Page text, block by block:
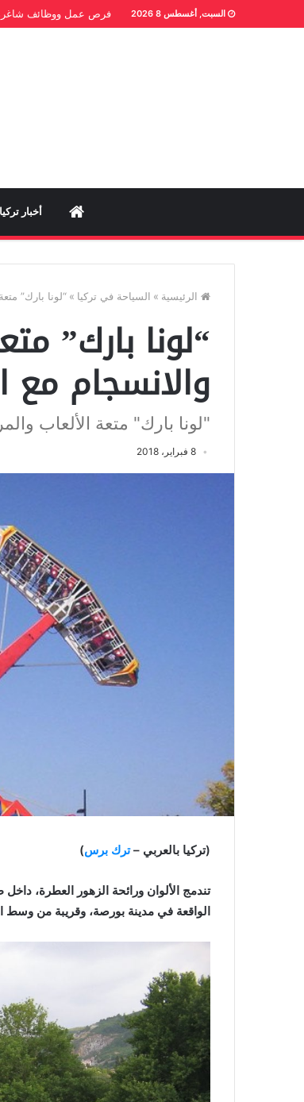
السبت, أغسطس 8 2026 فرص عمل ووظائف شاغرة
Home أخبار تركيا
الرئيسية » السياحة في تركيا » “لونا بارك”
“لونا بارك”
والانسجام مع
"لونا بارك" متعة الألعاب
8 فبراير، 2018
(تركيا بالعربي –ترك برس)
الواقعة في مدينة بورصة، وقريبة من وسط